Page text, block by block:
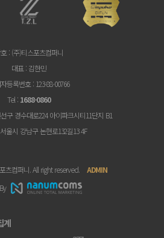
: (주)티스포츠컴퍼니
대표 : 김한민
등록번호 : 123-88-00766
Tel : 1688-0860
구 경수대로224 아이파크시티11단지 B1
울시 강남구 논현로132길13 4F
츠컴퍼니. All right reserved. ADMIN
계